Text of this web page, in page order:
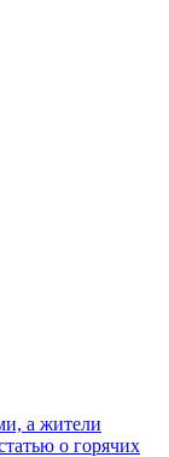
а жители
о горячих